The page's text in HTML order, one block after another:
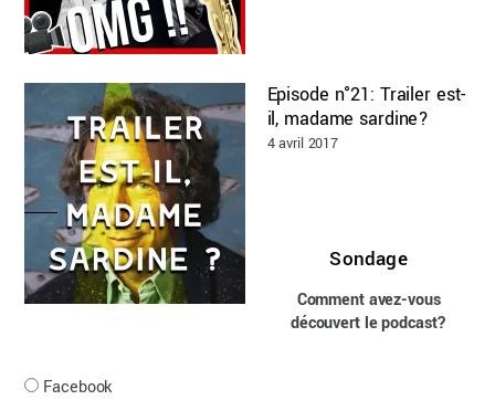
Episode n°21: Trailer est-
il, madame sardine?
4 avril 2017
Sondage
Comment avez-vous
découvert le podcast?
Facebook